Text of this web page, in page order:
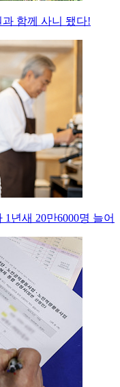
함께 사니 됐다!
년새 20만6000명 늘어